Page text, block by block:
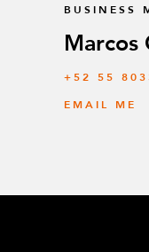
BUSINESS
Marcos
+52 55
EMAIL ME